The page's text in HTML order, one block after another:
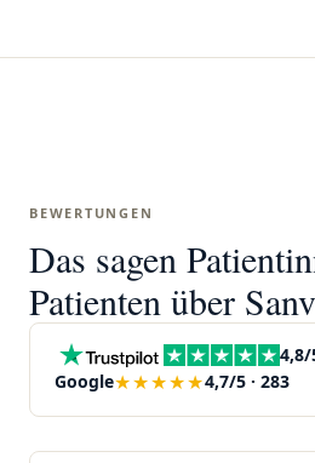
BEWERTUNGEN
Das sagen
Patienten über
4,8/
Google★★★★★4,7/5 · 283